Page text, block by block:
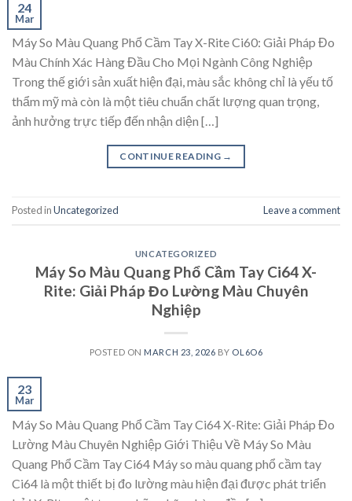
24
Mar
Máy So Màu Quang Phổ Cầm Tay X-Rite Ci60: Giải Pháp Đo
Màu Chính Xác Hàng Đầu Cho Mọi Ngành Công Nghiệp
Trong thế giới sản xuất hiện đại, màu sắc không chỉ là yếu tố
thẩm mỹ mà còn là một tiêu chuẩn chất lượng quan trọng,
ảnh hưởng trực tiếp đến nhận diện […]
CONTINUE READING →
Posted inUncategorized Leave a comment
UNCATEGORIZED
Máy So Màu Quang Phổ Cầm Tay Ci64 X-
Rite: Giải Pháp Đo Lường Màu Chuyên
Nghiệp
POSTED ON MARCH 23, 2026 BY OL6O6
23
Mar
Máy So Màu Quang Phổ Cầm Tay Ci64 X-Rite: Giải Pháp Đo
Lường Màu Chuyên Nghiệp Giới Thiệu Về Máy So Màu
Quang Phổ Cầm Tay Ci64 Máy so màu quang phổ cầm tay
Ci64 là một thiết bị đo lường màu hiện đại được phát triển